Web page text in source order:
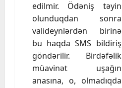
edilmir. Ödəniş təyin
olunduqdan sonra
valideynlərdən birinə
bu haqda SMS bildiriş
göndərilir. Birdəfəlik
müavinət uşağın
anasına, o, olmadıqda